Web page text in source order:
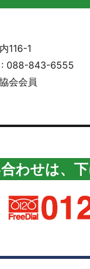
116-1
088-843-6555
会会員
わせは、